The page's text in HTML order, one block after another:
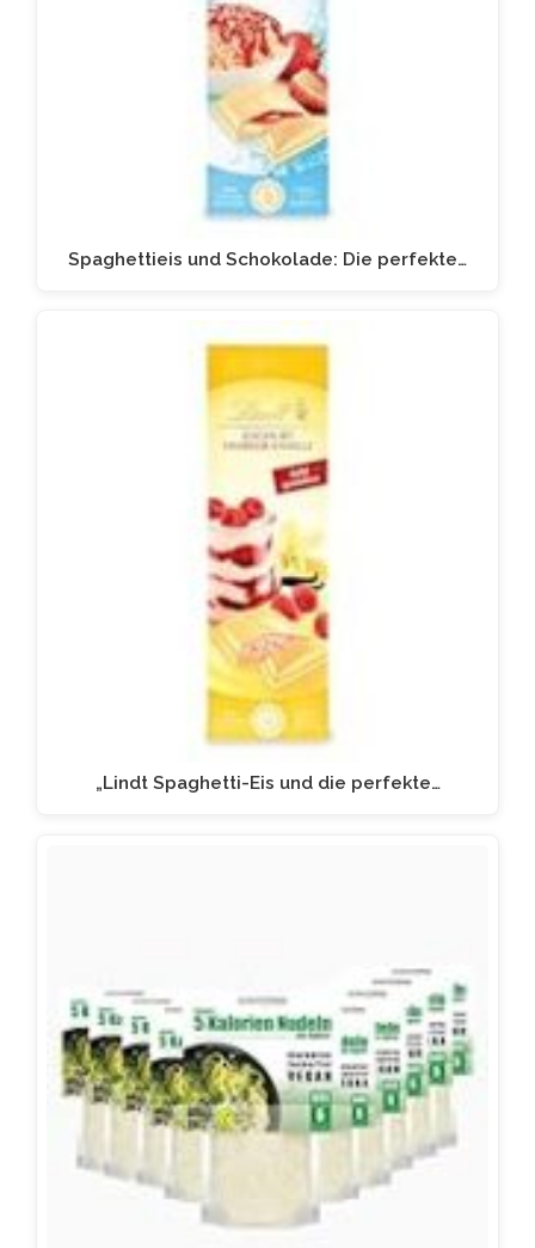
Spaghettieis und Schokolade: Die perfekte…
„Lindt Spaghetti-Eis und die perfekte…